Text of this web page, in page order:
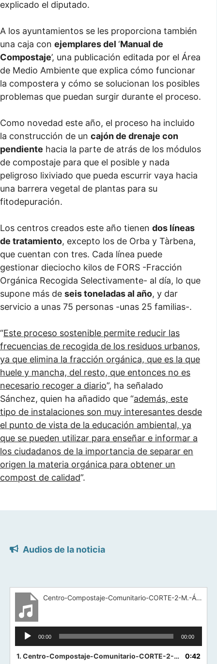
explicado el diputado.
A los ayuntamientos se les proporciona también
una caja con ejemplares del ‘Manual de
Compostaje’, una publicación editada por el Área
de Medio Ambiente que explica cómo funcionar
la compostera y cómo se solucionan los posibles
problemas que puedan surgir durante el proceso.
Como novedad este año, el proceso ha incluido
la construcción de un cajón de drenaje con
pendiente hacia la parte de atrás de los módulos
de compostaje para que el posible y nada
peligroso lixiviado que pueda escurrir vaya hacia
una barrera vegetal de plantas para su
fitodepuración.
Los centros creados este año tienen dos líneas
de tratamiento, excepto los de Orba y Tàrbena,
que cuentan con tres. Cada línea puede
gestionar dieciocho kilos de FORS -Fracción
Orgánica Recogida Selectivamente- al día, lo que
supone más de seis toneladas al año, y dar
servicio a unas 75 personas -unas 25 familias-.
“Este proceso sostenible permite reducir las
frecuencias de recogida de los residuos urbanos,
ya que elimina la fracción orgánica, que es la que
huele y mancha, del resto, que entonces no es
necesario recoger a diario”, ha señalado
Sánchez, quien ha añadido que “además, este
tipo de instalaciones son muy interesantes desde
el punto de vista de la educación ambiental, ya
que se pueden utilizar para enseñar e informar a
los ciudadanos de la importancia de separar en
origen la materia orgánica para obtener un
compost de calidad”.
Audios de la noticia
Centro-Compostaje-Comunitario-CORTE-2-M.-Ángel-Sánchez
Reproductor
audio
00:00 00:00
1. Centro-Compostaje-Comunitario-CORTE-2-M.-Ángel-Sánchez 0:42